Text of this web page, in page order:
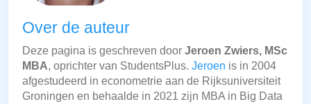
Over de auteur
Deze pagina is geschreven door Jeroen Zwiers, MSc
MBA, oprichter van StudentsPlus. Jeroen is in 2004
afgestudeerd in econometrie aan de Rijksuniversiteit
Groningen en behaalde in 2021 zijn MBA in Big Data